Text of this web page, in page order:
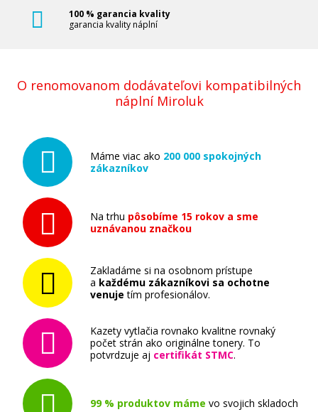
100 % garancia kvality
garancia kvality náplní
O renomovanom dodávateľovi kompatibilných
náplní Miroluk
Máme viac ako 200 000 spokojných
zákazníkov
Na trhu pôsobíme 15 rokov a sme
uznávanou značkou
Zakladáme si na osobnom prístupe
a každému zákazníkovi sa ochotne
venuje tím profesionálov.
Kazety vytlačia rovnako kvalitne rovnaký
počet strán ako originálne tonery. To
potvrdzuje aj certifikát STMC.
99 % produktov máme vo svojich skladoch